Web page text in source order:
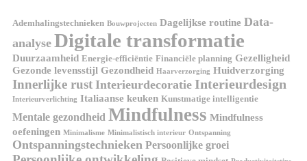
Ademhalingstechnieken Bouwprojecten Dagelijkse routine Data-
analyse Digitale transformatie
Duurzaamheid Energie-efficiëntie Financiële planning Gezelligheid
Gezonde levensstijl Gezondheid Haarverzorging Huidverzorging
Innerlijke rust Interieurdecoratie Interieurdesign
Interieurverlichting Italiaanse keuken Kunstmatige intelligentie
Mentale gezondheid Mindfulness Mindfulness
oefeningen Minimalisme Minimalistisch interieur Ontspanning
Ontspanningstechnieken Persoonlijke groei